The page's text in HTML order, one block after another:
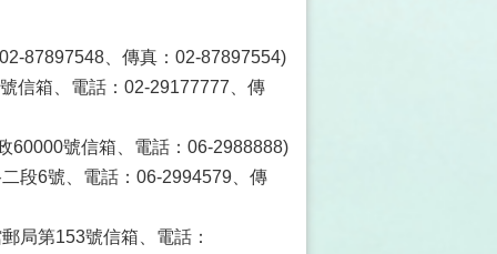
87897548、傳真：02-87897554)
信箱、電話：02-29177777、傳
60000號信箱、電話：06-2988888)
段6號、電話：06-2994579、傳
局第153號信箱、電話：